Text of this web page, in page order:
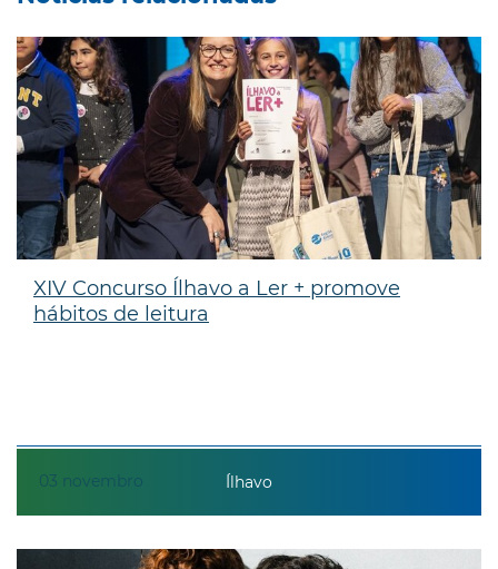
03 novembro
XIV Concurso Ílhavo a Ler + promove
hábitos de leitura
Ílhavo